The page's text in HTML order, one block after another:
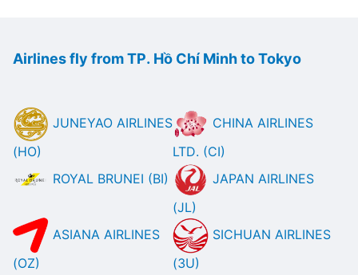
Airlines fly from TP. Hồ Chí Minh to Tokyo
JUNEYAO AIRLINES
(HO)
CHINA AIRLINES
LTD. (CI)
ROYAL BRUNEI (BI)
JAPAN AIRLINES
(JL)
ASIANA AIRLINES
(OZ)
SICHUAN AIRLINES
(3U)